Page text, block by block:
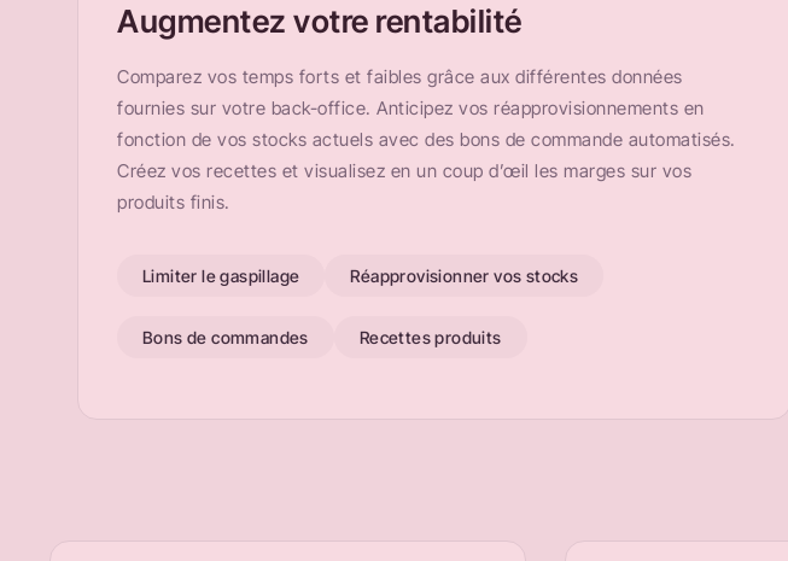
Augmentez votre rentabilité
Comparez vos temps forts et faibles grâce aux différentes données
fournies sur votre back-office. Anticipez vos réapprovisionnements en
fonction de vos stocks actuels avec des bons de commande automatisés.
Créez vos recettes et visualisez en un coup d’œil les marges sur vos
produits finis.
Limiter le gaspillage Réapprovisionner vos stocks
Bons de commandes Recettes produits